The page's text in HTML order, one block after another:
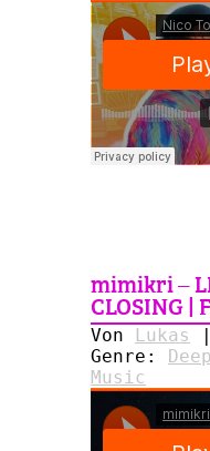
mimikri –
CLOSING |
Von Lukas
Genre:
Deep
Music